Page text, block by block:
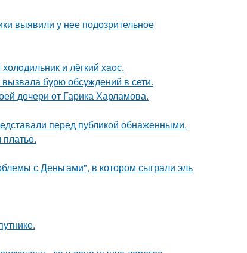
выявили у нее подозрительное
и лёгкий хaoс.
бурю обсуждений в сети.
дочери от Гарика Харламова.
перед публикой обнаженными.
с Деньгами", в котором сыграли эль